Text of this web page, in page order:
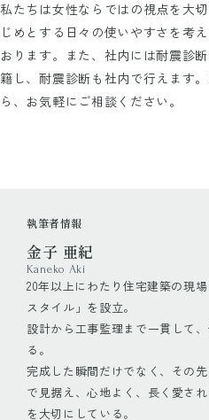
私たちは女性ならではの視点を大
じめとする日々の使いやすさを考
おります。また、社内には耐震診
籍し、耐震診断も社内で行えます
ら、お気軽にご相談ください。
執筆者情報
金子 亜紀
Kaneko Aki
20年以上にわたり住宅建築の現場
スタイル」を設立。
設計から工事監理まで一貫して
る。
完成した瞬間だけでなく、その
で見据え、心地よく、長く愛さ
を大切にしている。